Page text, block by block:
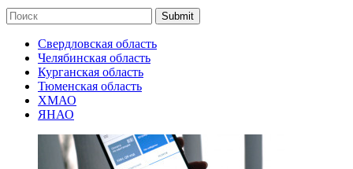
Submit
Свердловская область
Челябинская область
Курганская область
Тюменская область
ХМАО
ЯНАО